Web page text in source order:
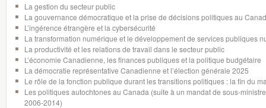
La gestion du secteur public
La gouvernance démocratique et la prise de décisions politiques au
L’ingérence étrangère et la cybersécurité
La transformation numérique et le développement de services publiques
La productivité et les relations de travail dans le secteur public
L’économie Canadienne, les finances publiques et la politique budgétaire
La démocratie représentative Canadienne et l’élection générale 2025
Le rôle de la fonction publique durant les transitions politiques : la fin du
Les politiques autochtones au Canada (suite à un mandat de sous-
2006-2014)